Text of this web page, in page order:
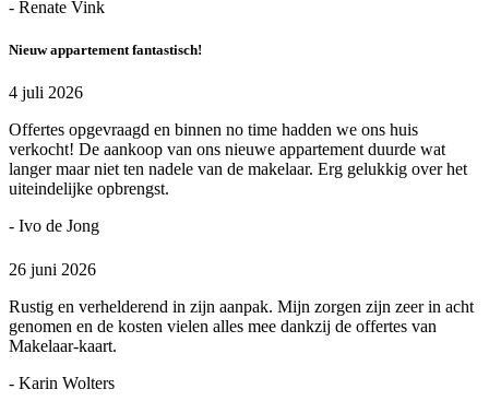
- Renate Vink
Nieuw appartement fantastisch!
4 juli 2026
Offertes opgevraagd en binnen no time hadden we ons huis
verkocht! De aankoop van ons nieuwe appartement duurde wat
langer maar niet ten nadele van de makelaar. Erg gelukkig over het
uiteindelijke opbrengst.
- Ivo de Jong
26 juni 2026
Rustig en verhelderend in zijn aanpak. Mijn zorgen zijn zeer in acht
genomen en de kosten vielen alles mee dankzij de offertes van
Makelaar-kaart.
- Karin Wolters